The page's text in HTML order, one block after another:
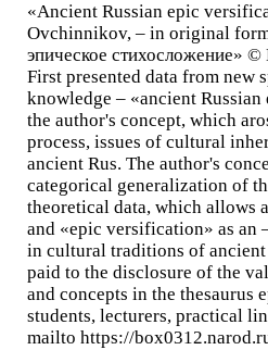
«Ancient Russian epic
Ovchinnikov, – in original
эпическое стихосложение»
First presented data from new
knowledge – «ancient
the author's concept, which
process, issues of cultural
ancient Rus. The author's
categorical generalization of
theoretical data, which allows
and «epic versification» as an
in cultural traditions of ancient
paid to the disclosure of the
and concepts in the thesaurus
students, lecturers, practical
mailto https://